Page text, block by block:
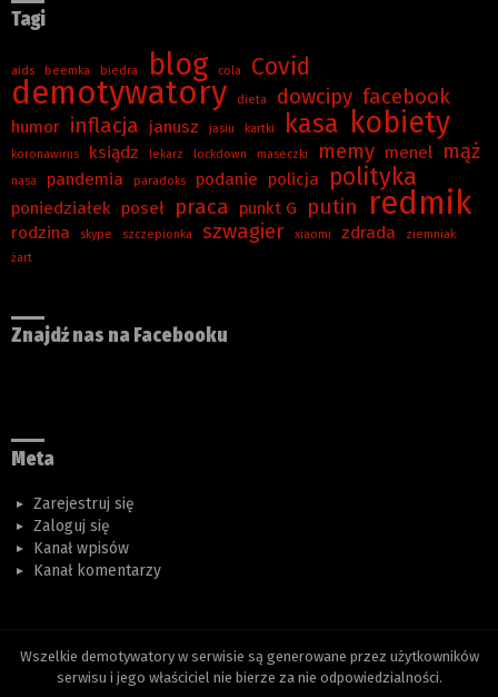
Tagi
aids beemka biedra blog cola Covid
demotywatory dieta dowcipy facebook
humor inflacja janusz jasiu kartki kasa kobiety
koronawirus ksiądz lekarz lockdown maseczki memy menel mąż
nasa pandemia paradoks podanie policja polityka
poniedziałek poseł praca punkt G putin redmik
rodzina skype szczepionka szwagier xiaomi zdrada
ziemniak
żart
Znajdź nas na Facebooku
Meta
Zarejestruj się
Zaloguj się
Kanał wpisów
Kanał komentarzy
Wszelkie demotywatory w serwisie są generowane przez użytkowników
serwisu i jego właściciel nie bierze za nie odpowiedzialności.